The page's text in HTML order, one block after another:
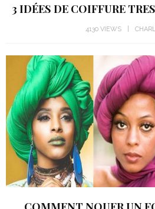
3 IDÉES DE COIFFURE
4130 VIEWS